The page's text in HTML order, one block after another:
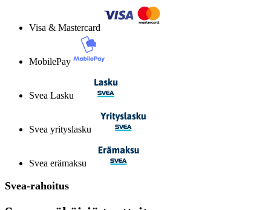
Visa & Mastercard
MobilePay
Svea Lasku
Svea yrityslasku
Svea erämaksu
Svea-rahoitus